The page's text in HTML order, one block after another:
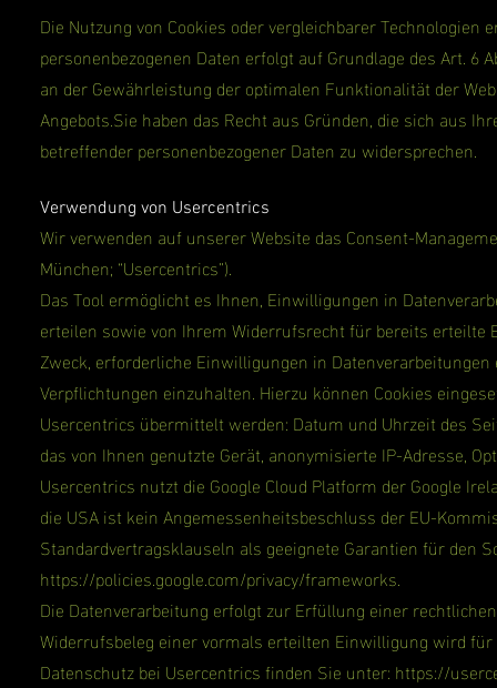
Die Nutzung von Cookies oder vergleichbarer Technologien
personenbezogenen Daten erfolgt auf Grundlage des Art.
an der Gewährleistung der optimalen Funktionalität der
Angebots.Sie haben das Recht aus Gründen, die sich aus
betreffender personenbezogener Daten zu widersprechen.
Verwendung von Usercentrics
Wir verwenden auf unserer Website das Consent-
München; “Usercentrics”).
Das Tool ermöglicht es Ihnen, Einwilligungen in
erteilen sowie von Ihrem Widerrufsrecht für bereits erteilte
Zweck, erforderliche Einwilligungen in
Verpflichtungen einzuhalten. Hierzu können Cookies
Usercentrics übermittelt werden: Datum und Uhrzeit des
das von Ihnen genutzte Gerät, anonymisierte IP-Adresse,
Usercentrics nutzt die Google Cloud Platform der Google
die USA ist kein Angemessenheitsbeschluss der EU-
Standardvertragsklauseln als geeignete Garantien für den
https://policies.google.com/privacy/frameworks.
Die Datenverarbeitung erfolgt zur Erfüllung einer
Widerrufsbeleg einer vormals erteilten Einwilligung wird
Datenschutz bei Usercentrics finden Sie unter: https://